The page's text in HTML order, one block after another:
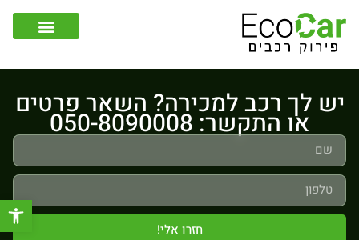
יש לך רכב למכירה? השאר פרטים
או התקשר: 050-8090008
חזרו אלי!
פתח